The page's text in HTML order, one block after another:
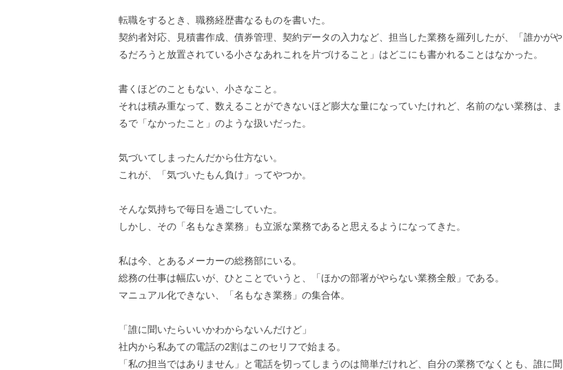
転職をするとき、職務経歴書なるものを書いた。
契約者対応、見積書作成、債券管理、契約データの入力など、担当した業務を羅列したが、「誰かがや
るだろうと放置されている小さなあれこれを片づけること」はどこにも書かれることはなかった。
書くほどのこともない、小さなこと。
それは積み重なって、数えることができないほど膨大な量になっていたけれど、名前のない業務は、ま
るで「なかったこと」のような扱いだった。
気づいてしまったんだから仕方ない。
これが、「気づいたもん負け」ってやつか。
そんな気持ちで毎日を過ごしていた。
しかし、その「名もなき業務」も立派な業務であると思えるようになってきた。
私は今、とあるメーカーの総務部にいる。
総務の仕事は幅広いが、ひとことでいうと、「ほかの部署がやらない業務全般」である。
マニュアル化できない、「名もなき業務」の集合体。
「誰に聞いたらいいかわからないんだけど」
社内から私あての電話の2割はこのセリフで始まる。
「私の担当ではありません」と電話を切ってしまうのは簡単だけれど、自分の業務でなくとも、誰に聞